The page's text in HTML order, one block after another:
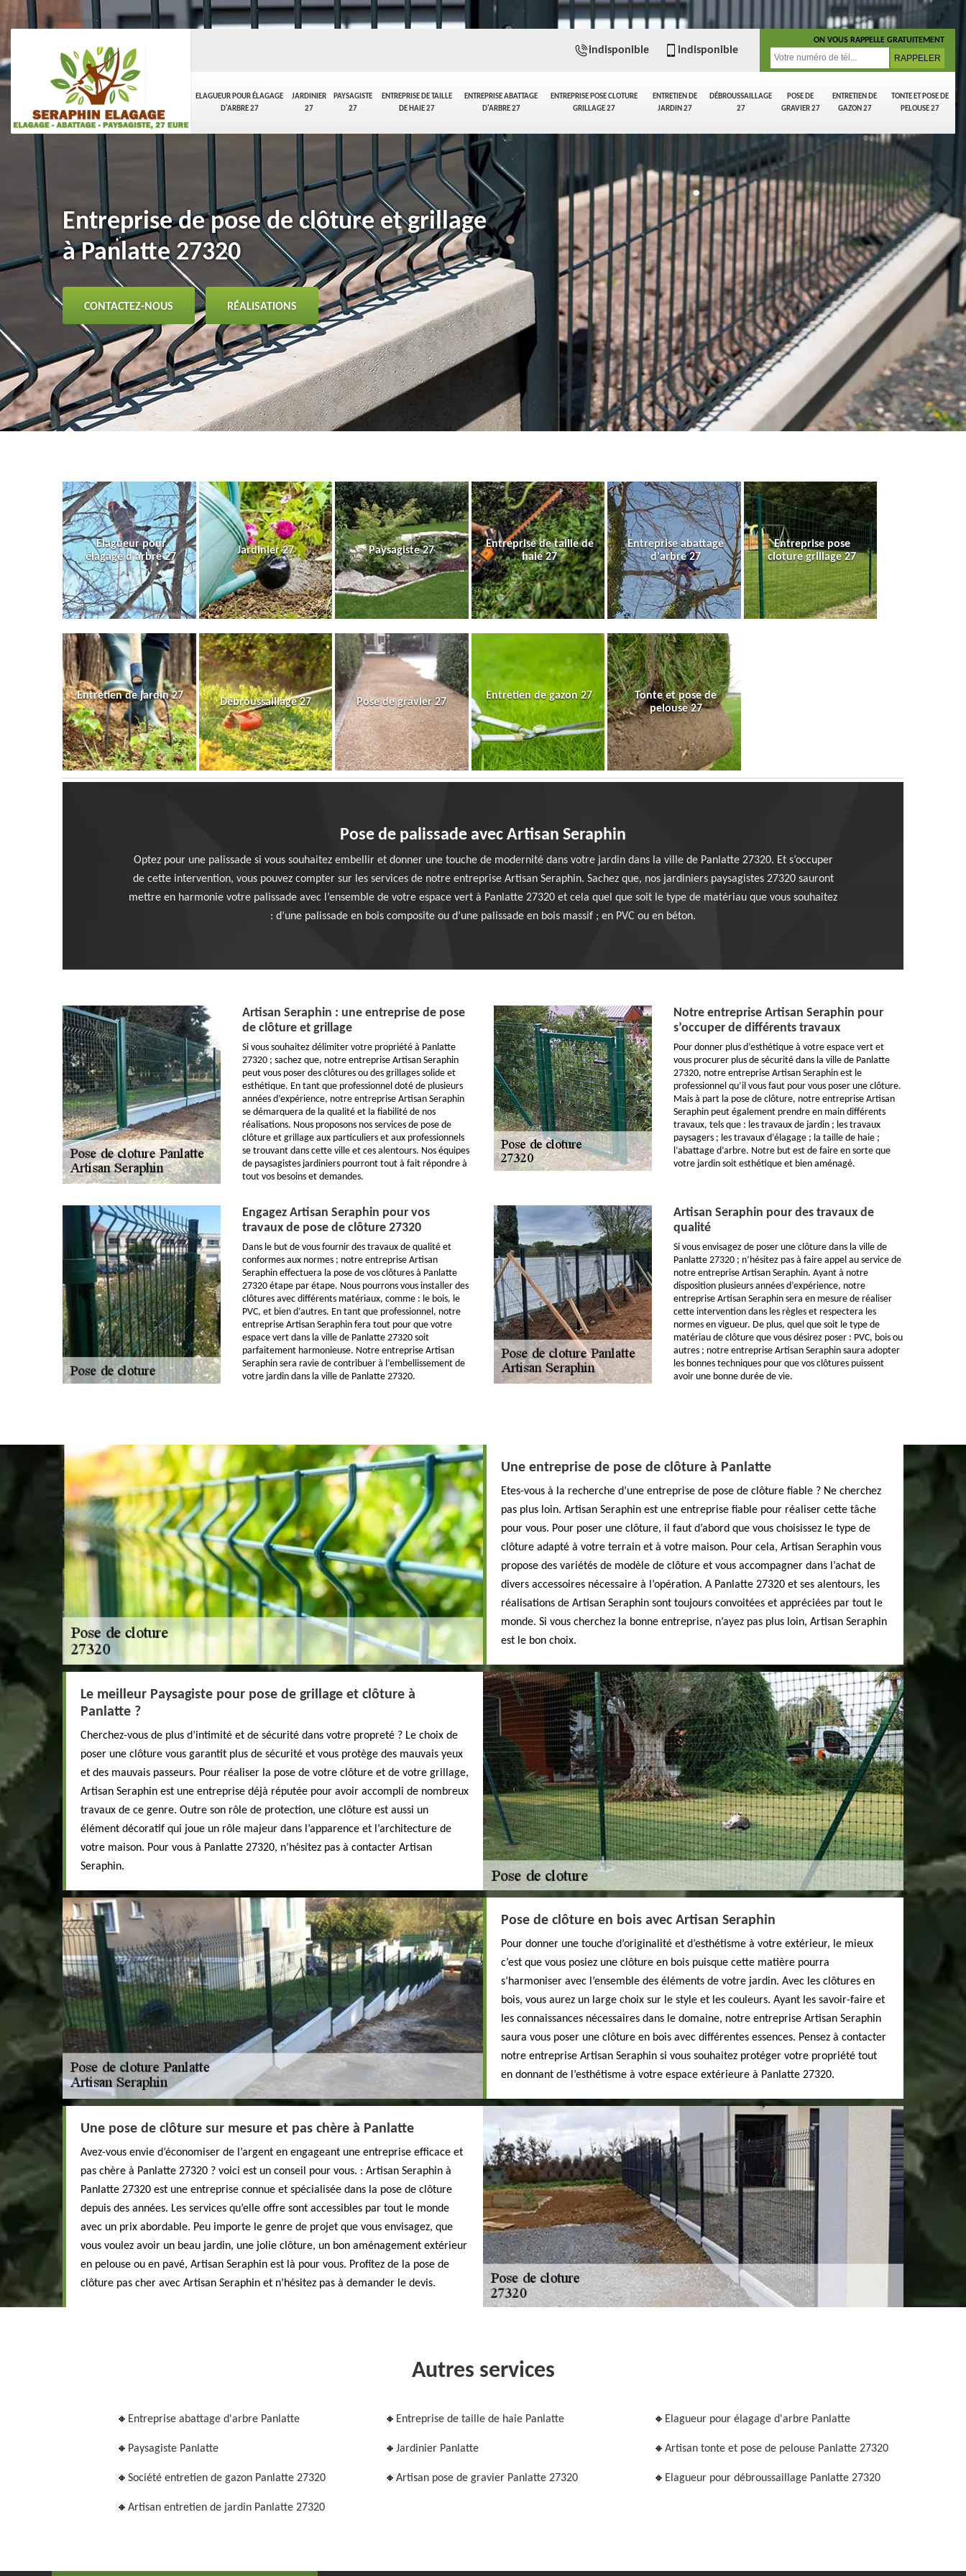
ELAGUEUR POUR ÉLAGAGE
D'ARBRE 27
JARDINIER
27
PAYSAGISTE
27
ENTREPRISE DE TAILLE
DE HAIE 27
ENTREPRISE ABATTAGE
D'ARBRE 27
ENTREPRISE POSE CLOTURE
GRILLAGE 27
ENTRETIEN DE
JARDIN 27
DÉBROUSSAILLAGE
27
POSE DE
GRAVIER 27
ENTRETIEN DE
GAZON 27
TONTE ET POSE DE
PELOUSE 27
indisponible indisponible
ON VOUS RAPPELLE GRATUITEMENT
Entreprise de pose de clôture et grillage
à Panlatte 27320
CONTACTEZ-NOUS RÉALISATIONS
Elagueur pour
élagage d'arbre 27
Jardinier 27 Paysagiste 27
Entreprise de taille de
haie 27
Entreprise abattage
d'arbre 27
Entreprise pose
cloture grillage 27
Entretien de jardin 27
Débroussaillage 27 Pose de gravier 27
Entretien de gazon 27
Tonte et pose de
pelouse 27
Pose de palissade avec Artisan Seraphin
Optez pour une palissade si vous souhaitez embellir et donner une touche de modernité dans votre jardin dans la ville de Panlatte 27320. Et s’occuper
de cette intervention, vous pouvez compter sur les services de notre entreprise Artisan Seraphin. Sachez que, nos jardiniers paysagistes 27320 sauront
mettre en harmonie votre palissade avec l’ensemble de votre espace vert à Panlatte 27320 et cela quel que soit le type de matériau que vous souhaitez
: d’une palissade en bois composite ou d’une palissade en bois massif ; en PVC ou en béton.
Artisan Seraphin : une entreprise de pose
de clôture et grillage
Si vous souhaitez délimiter votre propriété à Panlatte
27320 ; sachez que, notre entreprise Artisan Seraphin
peut vous poser des clôtures ou des grillages solide et
esthétique. En tant que professionnel doté de plusieurs
années d’expérience, notre entreprise Artisan Seraphin
se démarquera de la qualité et la fiabilité de nos
réalisations. Nous proposons nos services de pose de
clôture et grillage aux particuliers et aux professionnels
se trouvant dans cette ville et ces alentours. Nos équipes
de paysagistes jardiniers pourront tout à fait répondre à
tout vos besoins et demandes.
Notre entreprise Artisan Seraphin pour
s’occuper de différents travaux
Pour donner plus d’esthétique à votre espace vert et
vous procurer plus de sécurité dans la ville de Panlatte
27320, notre entreprise Artisan Seraphin est le
professionnel qu’il vous faut pour vous poser une clôture.
Mais à part la pose de clôture, notre entreprise Artisan
Seraphin peut également prendre en main différents
travaux, tels que : les travaux de jardin ; les travaux
paysagers ; les travaux d’élagage ; la taille de haie ;
l’abattage d’arbre. Notre but est de faire en sorte que
votre jardin soit esthétique et bien aménagé.
Engagez Artisan Seraphin pour vos
travaux de pose de clôture 27320
Dans le but de vous fournir des travaux de qualité et
conformes aux normes ; notre entreprise Artisan
Seraphin effectuera la pose de vos clôtures à Panlatte
27320 étape par étape. Nous pourrons vous installer des
clôtures avec différents matériaux, comme : le bois, le
PVC, et bien d’autres. En tant que professionnel, notre
entreprise Artisan Seraphin fera tout pour que votre
espace vert dans la ville de Panlatte 27320 soit
parfaitement harmonieuse. Notre entreprise Artisan
Seraphin sera ravie de contribuer à l’embellissement de
votre jardin dans la ville de Panlatte 27320.
Artisan Seraphin pour des travaux de
qualité
Si vous envisagez de poser une clôture dans la ville de
Panlatte 27320 ; n’hésitez pas à faire appel au service de
notre entreprise Artisan Seraphin. Ayant à notre
disposition plusieurs années d’expérience, notre
entreprise Artisan Seraphin sera en mesure de réaliser
cette intervention dans les règles et respectera les
normes en vigueur. De plus, quel que soit le type de
matériau de clôture que vous désirez poser : PVC, bois ou
autres ; notre entreprise Artisan Seraphin saura adopter
les bonnes techniques pour que vos clôtures puissent
avoir une bonne durée de vie.
Une entreprise de pose de clôture à Panlatte
Etes-vous à la recherche d’une entreprise de pose de clôture fiable ? Ne cherchez
pas plus loin. Artisan Seraphin est une entreprise fiable pour réaliser cette tâche
pour vous. Pour poser une clôture, il faut d’abord que vous choisissez le type de
clôture adapté à votre terrain et à votre maison. Pour cela, Artisan Seraphin vous
propose des variétés de modèle de clôture et vous accompagner dans l’achat de
divers accessoires nécessaire à l’opération. A Panlatte 27320 et ses alentours, les
réalisations de Artisan Seraphin sont toujours convoitées et appréciées par tout le
monde. Si vous cherchez la bonne entreprise, n’ayez pas plus loin, Artisan Seraphin
est le bon choix.
Le meilleur Paysagiste pour pose de grillage et clôture à
Panlatte ?
Cherchez-vous de plus d’intimité et de sécurité dans votre propreté ? Le choix de
poser une clôture vous garantit plus de sécurité et vous protège des mauvais yeux
et des mauvais passeurs. Pour réaliser la pose de votre clôture et de votre grillage,
Artisan Seraphin est une entreprise déjà réputée pour avoir accompli de nombreux
travaux de ce genre. Outre son rôle de protection, une clôture est aussi un
élément décoratif qui joue un rôle majeur dans l’apparence et l’architecture de
votre maison. Pour vous à Panlatte 27320, n’hésitez pas à contacter Artisan
Seraphin.
Pose de clôture en bois avec Artisan Seraphin
Pour donner une touche d’originalité et d’esthétisme à votre extérieur, le mieux
c’est que vous posiez une clôture en bois puisque cette matière pourra
s’harmoniser avec l’ensemble des éléments de votre jardin. Avec les clôtures en
bois, vous aurez un large choix sur le style et les couleurs. Ayant les savoir-faire et
les connaissances nécessaires dans le domaine, notre entreprise Artisan Seraphin
saura vous poser une clôture en bois avec différentes essences. Pensez à contacter
notre entreprise Artisan Seraphin si vous souhaitez protéger votre propriété tout
en donnant de l’esthétisme à votre espace extérieure à Panlatte 27320.
Une pose de clôture sur mesure et pas chère à Panlatte
Avez-vous envie d’économiser de l’argent en engageant une entreprise efficace et
pas chère à Panlatte 27320 ? voici est un conseil pour vous. : Artisan Seraphin à
Panlatte 27320 est une entreprise connue et spécialisée dans la pose de clôture
depuis des années. Les services qu’elle offre sont accessibles par tout le monde
avec un prix abordable. Peu importe le genre de projet que vous envisagez, que
vous voulez avoir un beau jardin, une jolie clôture, un bon aménagement extérieur
en pelouse ou en pavé, Artisan Seraphin est là pour vous. Profitez de la pose de
clôture pas cher avec Artisan Seraphin et n’hésitez pas à demander le devis.
Autres services
Entreprise abattage d'arbre Panlatte Entreprise de taille de haie Panlatte Elagueur pour élagage d'arbre Panlatte
Paysagiste Panlatte Jardinier Panlatte Artisan tonte et pose de pelouse Panlatte 27320
Société entretien de gazon Panlatte 27320 Artisan pose de gravier Panlatte 27320 Elagueur pour débroussaillage Panlatte 27320
Artisan entretien de jardin Panlatte 27320